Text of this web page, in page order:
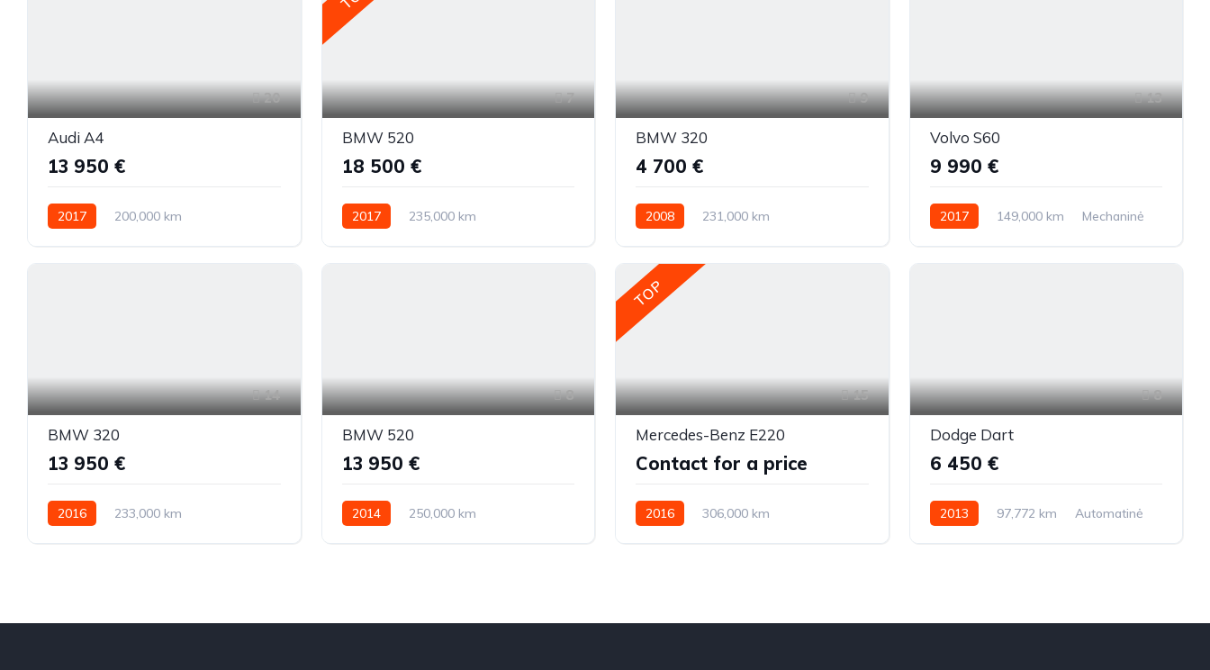
20
Audi A4
13 950 €
2017
200,000 km
Visi varantys (4x4)
7
BMW 520
18 500 €
2017
235,000 km
Visi varantys (4x4)
9
BMW 320
4 700 €
2008
231,000 km
13
Volvo S60
9 990 €
2017 149,000 km
Mechaninė
14
BMW 320
13 950 €
2016
233,000 km
8
BMW 520
13 950 €
2014
250,000 km
TOP
15
Mercedes-Benz E220
Contact for a price
2016
306,000 km
8
Dodge Dart
6 450 €
2013 97,772 km
Automatinė